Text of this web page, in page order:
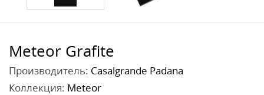
Meteor Grafite
Производитель: Casalgrande Padana
Коллекция: Meteor